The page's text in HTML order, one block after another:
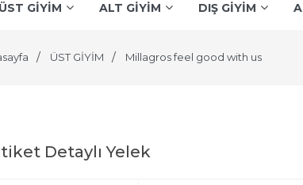
ÜST GİYİM ALT GİYİM DIŞ GİYİM
ÜST GİYİM Millagros feel good with us
Detaylı Yelek